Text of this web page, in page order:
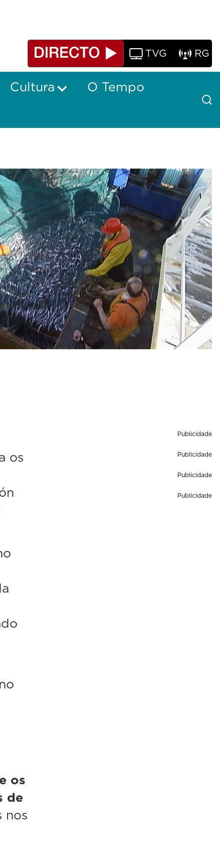
TVG RG
Cultura
O Tempo
os
os
de
nos
Publicidade
Publicidade
Publicidade
Publicidade